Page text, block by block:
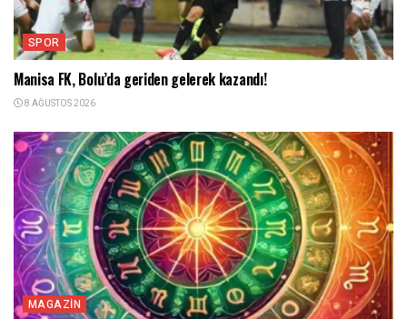
SPOR
Manisa FK, Bolu’da geriden gelerek kazandı!
8 AĞUSTOS 2026
MAGAZIN